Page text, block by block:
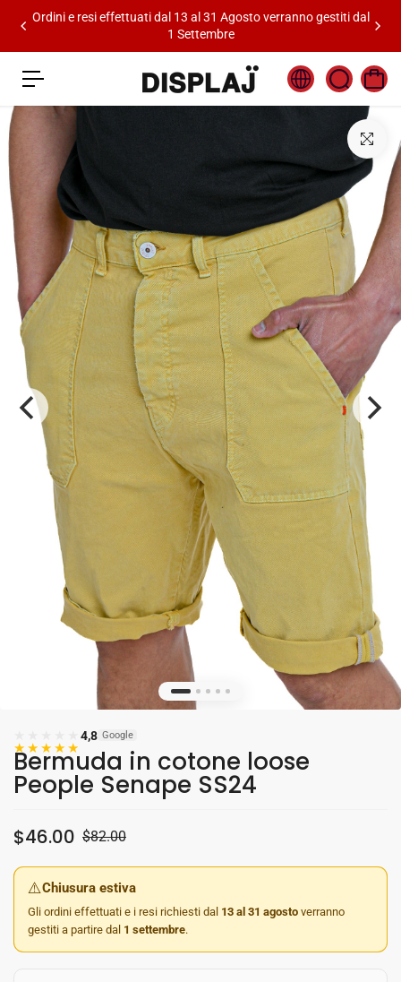
t
o
effettuati dal 13 al 31 Agosto verranno gestiti dal
★★★★★
4,8 Google
Bermuda in cotone loose
People Senape SS24
$46.00 $82.00
⚠️Chiusura estiva
Gli ordini effettuati e i resi richiesti dal 13 al 31 agosto verranno
gestiti a partire dal 1 settembre.